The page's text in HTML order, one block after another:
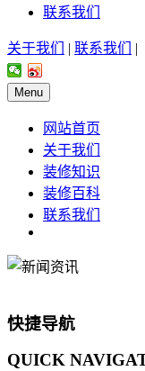
联系我们
关于我们 | 联系我们 |
Menu
网站首页
关于我们
装修知识
装修百科
联系我们
快捷导航
QUICK